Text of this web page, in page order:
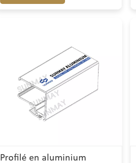
Profilé en aluminium